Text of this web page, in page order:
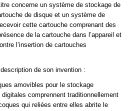
concerne un système de stockage de
de disque et un système de
cette cartouche comprenant des
de la cartouche dans l’appareil et
l’insertion de cartouches
de son invention :
amovibles pour le stockage
comprennent traditionnellement
qui reliées entre elles abrite le